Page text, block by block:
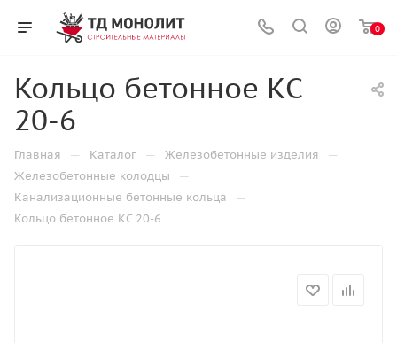
0
Кольцо бетонное КС
20-6
Главная — Каталог — Железобетонные изделия —
Железобетонные колодцы —
Канализационные бетонные кольца —
Кольцо бетонное КС 20-6